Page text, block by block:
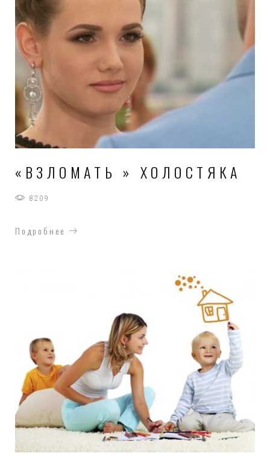
«ВЗЛОМАТЬ » ХОЛОСТЯКА
8209
Подробнее